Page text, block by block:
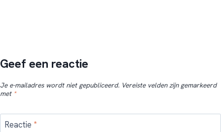
Geef een reactie
Je e-mailadres wordt niet gepubliceerd. Vereiste velden zijn gemarkeerd
met *
Reactie *